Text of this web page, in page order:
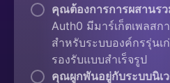
คุณต้องการการผสานร
Auth0 มีมาร์เก็ตเพลส
สำหรับระบบองค์กรรุ่นเ
รองรับแบบสำเร็จรูป
คุณผูกพันอยู่กับระบบนิเ